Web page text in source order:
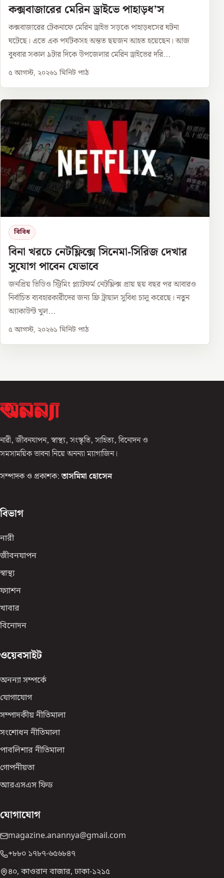
কক্সবাজারের মেরিন ড্রাইভে পাহাড়ধ’স
কক্সবাজারের টেকনাফে মেরিন ড্রাইভ সড়কে পাহাড়ধসের ঘটনা
ঘটেছে। এতে এক পর্যটকসহ অন্তত ছয়জন আহত হয়েছেন। আজ
বুধবার সকাল ৯টার দিকে উপজেলার মেরিন ড্রাইভের দরি...
৫ আগস্ট, ২০২৬১ মিনিট পাঠ
বিবিধ
বিনা খরচে নেটফ্লিক্সে সিনেমা-সিরিজ দেখার
সুযোগ পাবেন যেভাবে
জনপ্রিয় ভিডিও স্ট্রিমিং প্ল্যাটফর্ম নেটফ্লিক্স প্রায় ছয় বছর পর আবারও
নির্বাচিত ব্যবহারকারীদের জন্য ফ্রি ট্রায়াল সুবিধা চালু করেছে। নতুন
অ্যাকাউন্ট খুল...
৫ আগস্ট, ২০২৬১ মিনিট পাঠ
নারী, জীবনযাপন, স্বাস্থ্য, সংস্কৃতি, সাহিত্য, বিনোদন ও
সমসাময়িক ভাবনা নিয়ে অনন্যা ম্যাগাজিন।
সম্পাদক ও প্রকাশক: তাসমিমা হোসেন
বিভাগ
নারী
জীবনযাপন
স্বাস্থ্য
ফ্যাশন
খাবার
বিনোদন
ওয়েবসাইট
অনন্যা সম্পর্কে
যোগাযোগ
সম্পাদকীয় নীতিমালা
সংশোধন নীতিমালা
পাবলিশার নীতিমালা
গোপনীয়তা
আরএসএস ফিড
যোগাযোগ
magazine.anannya@gmail.com
+৮৮০ ১৭৮৭-৬৫৬৮৪৭
৪০, কাওরান বাজার, ঢাকা-১২১৫